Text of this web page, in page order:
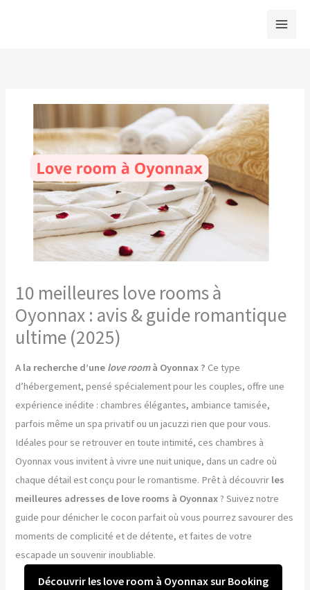
10 meilleures love rooms à
Oyonnax : avis & guide romantique
ultime (2025)
A la recherche d’une love roomà Oyonnax ? Ce type
d’hébergement, pensé spécialement pour les couples, offre une
expérience inédite : chambres élégantes, ambiance tamisée,
parfois même un spa privatif ou un jacuzzi rien que pour vous.
Idéales pour se retrouver en toute intimité, ces chambres à
Oyonnax vous invitent à vivre une nuit unique, dans un cadre où
chaque détail est conçu pour le romantisme. Prêt à découvrir les
meilleures adresses de love rooms à Oyonnax? Suivez notre
guide pour dénicher le cocon parfait où vous pourrez savourer des
moments de complicité et de détente, et faites de votre
escapade un souvenir inoubliable.
Découvrir les love room à Oyonnax sur Booking